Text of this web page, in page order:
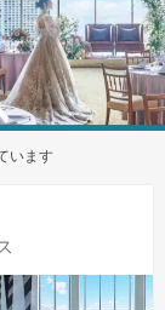
います